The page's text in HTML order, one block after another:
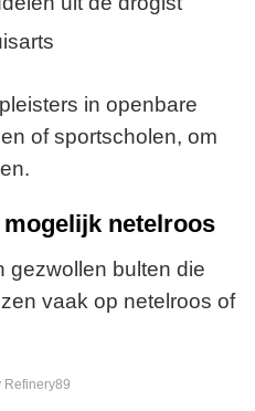
in openbare
of sportscholen, om
netelroos
gezwollen bulten die
vaak op netelroos of
Refinery89